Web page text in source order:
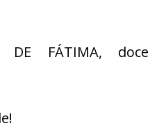
DE FÁTIMA, doce